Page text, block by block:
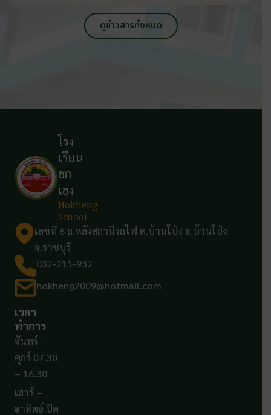
ดูข่าวสารทั้งหมด
โรง
เรียน
ฮก
เฮง
Hokheng
School
เลขที่ 6 ถ.หลังสถานีรถไฟ ต.บ้านโป่ง อ.บ้านโป่ง
จ.ราชบุรี
032-211-932
hokheng2009@hotmail.com
เวลา
ทำการ
จันทร์ –
ศุกร์ 07.30
– 16.30
เสาร์ –
อาทิตย์ ปิด